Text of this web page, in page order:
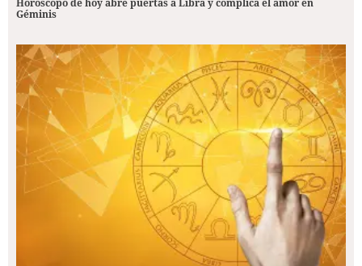
Horóscopo de hoy abre puertas a Libra y complica el amor en
Géminis